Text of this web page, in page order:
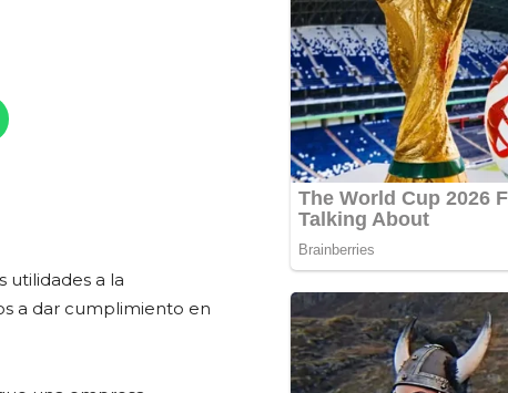
utilidades a la
a dar cumplimiento en